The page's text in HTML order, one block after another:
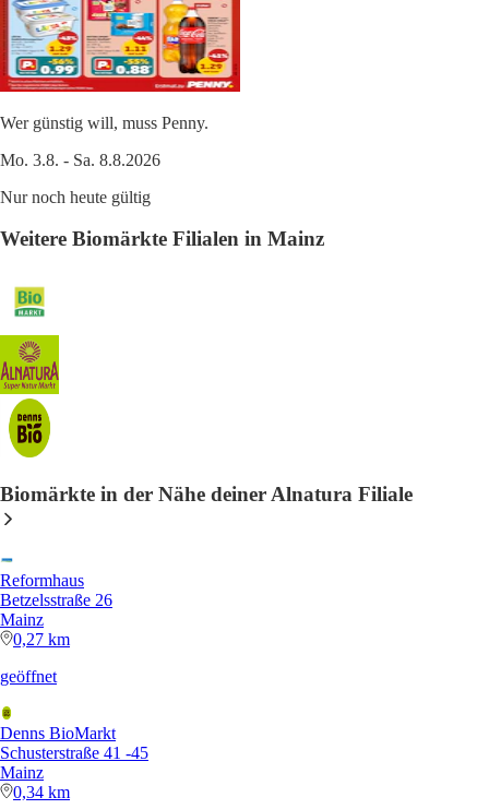
Wer günstig will, muss Penny.
Mo. 3.8. - Sa. 8.8.2026
Nur noch heute gültig
Weitere Biomärkte Filialen in Mainz
Biomärkte in der Nähe deiner Alnatura Filiale
Reformhaus
Betzelsstraße 26
Mainz
0,27 km
geöffnet
Denns BioMarkt
Schusterstraße 41 -45
Mainz
0,34 km